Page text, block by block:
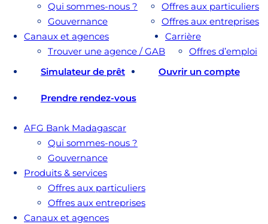
Qui sommes-nous ?
Gouvernance
Offres aux particuliers
Offres aux entreprises
Canaux et agences
Trouver une agence / GAB
Carrière
Offres d’emploi
Simulateur de prêt
Ouvrir un compte
Prendre rendez-vous
AFG Bank Madagascar
Qui sommes-nous ?
Gouvernance
Produits & services
Offres aux particuliers
Offres aux entreprises
Canaux et agences